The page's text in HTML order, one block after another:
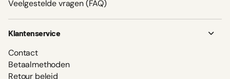
Veelgestelde vragen (FAQ)
Klantenservice
Contact
Betaalmethoden
Retour beleid